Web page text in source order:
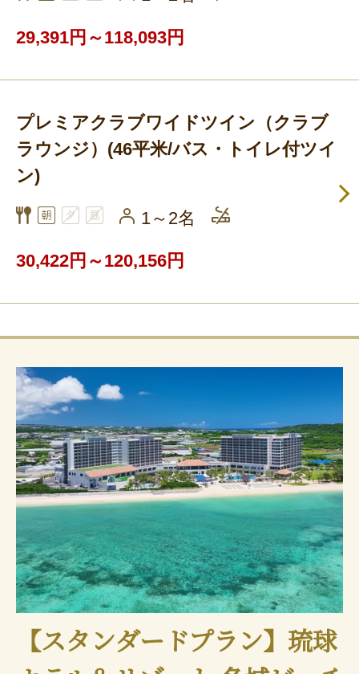
29,391円～118,093円
プレミアクラブワイドツイン（クラブ
ラウンジ）(46平米/バス・トイレ付ツイ
ン)
1～2名
30,422円～120,156円
【スタンダードプラン】琉球